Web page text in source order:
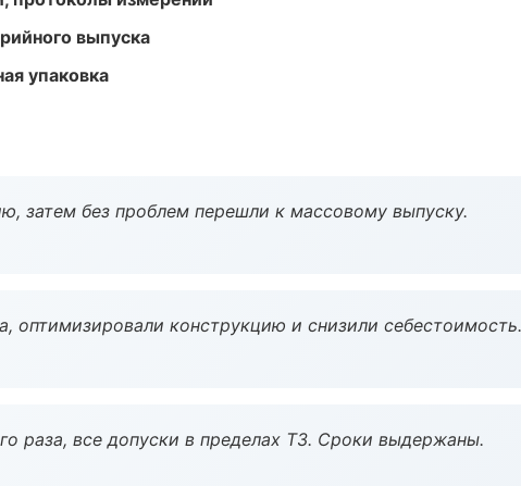
выпуска
упаковка
затем без проблем перешли к массовому выпуску.
оптимизировали конструкцию и снизили себестоимость.
раза, все допуски в пределах ТЗ. Сроки выдержаны.